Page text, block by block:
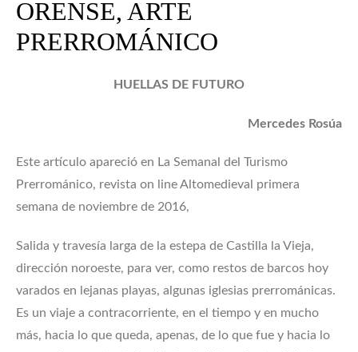
ORENSE, ARTE
PRERROMÁNICO
HUELLAS DE FUTURO
Mercedes Rosúa
Este artículo apareció en La Semanal del Turismo
Prerrománico, revista on line Altomedieval primera
semana de noviembre de 2016,
Salida y travesía larga de la estepa de Castilla la Vieja,
dirección noroeste, para ver, como restos de barcos hoy
varados en lejanas playas, algunas iglesias prerrománicas.
Es un viaje a contracorriente, en el tiempo y en mucho
más, hacia lo que queda, apenas, de lo que fue y hacia lo